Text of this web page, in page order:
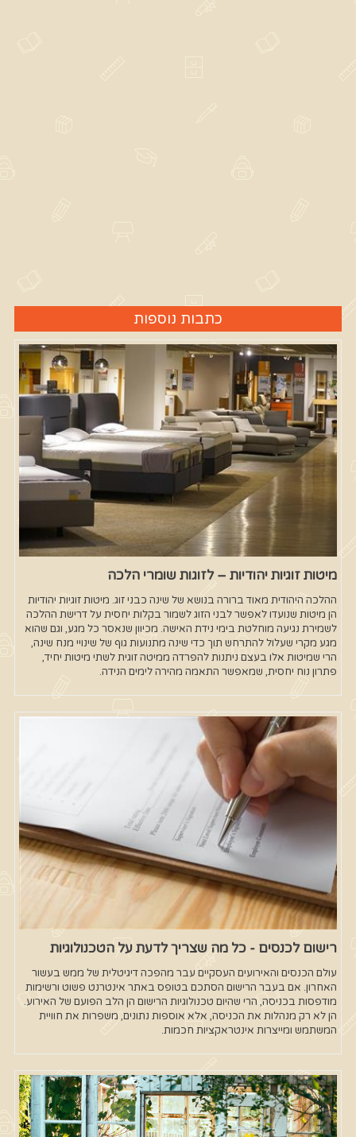
כתבות נוספות
רישום לכנסים - כל מה שצריך לדעת על הטכנולוגיות
עולם הכנסים והאירועים העסקיים עבר מהפכה דיגיטלית של ממש בעשור
האחרון. אם בעבר הרישום הסתכם בטופס באתר אינטרנט פשוט ורשימות
מודפסות בכניסה, הרי שהיום טכנולוגיות הרישום הן הלב הפועם של האירוע.
הן לא רק מנהלות את הכניסה, אלא אוספות נתונים, משפרות את חוויית
המשתמש ומייצרות אינטראקציות חכמות.
מיטות זוגיות יהודיות – לזוגות שומרי הלכה
ההלכה היהודית מאוד ברורה בנושא של שינה כבני זוג. מיטות זוגיות יהודיות
הן מיטות שנועדו לאפשר לבני הזוג לשמור בקלות יחסית על דרישת ההלכה
לשמירת נגיעה מוחלטת בימי נידת האישה. מכיוון שנאסר כל מגע, וגם שהוא
מגע מקרי שעלול להתרחש תוך כדי שינה מתנועות גוף של שינויי מנח שינה,
הרי שמיטות אלו בעצם ניתנות להפרדה ממיטה זוגית לשתי מיטות יחיד,
פתרון נוח יחסית, שמאפשר התאמה מהירה לימים הנידה.